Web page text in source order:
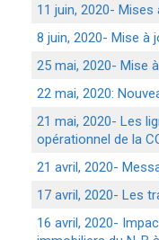
11 juin, 2020- Mises
8 juin, 2020- Mise à
25 mai, 2020- Mise
22 mai, 2020:
21 mai, 2020- Les
opérationnel de la
21 avril, 2020-
17 avril, 2020- Les
16 avril, 2020-